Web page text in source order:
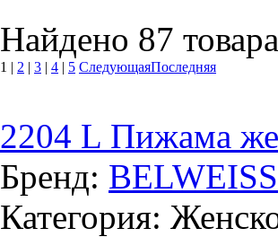
Найдено 87
1 | 2 | 3 | 4 | 5 СледующаяПоследняя
2204 L Пижама
Бренд: BELWEISS
Категория: